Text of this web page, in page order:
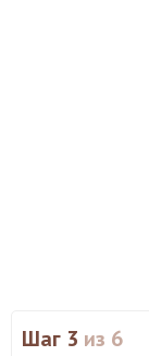
Шаг 3 из 6